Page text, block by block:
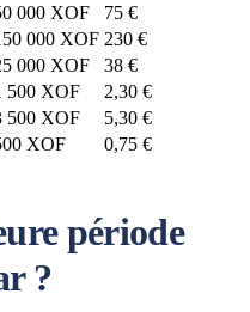
000 XOF
75 €
000 XOF 230 €
000 XOF
38 €
500 XOF
2,30 €
500 XOF
5,30 €
XOF
0,75 €
période
?